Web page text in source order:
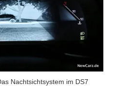
Nachtsichtsystem im DS7